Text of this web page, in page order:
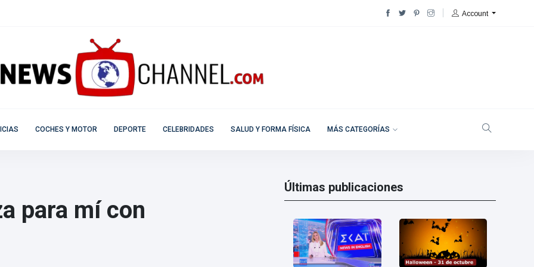
Account
COCHES Y MOTOR DEPORTE CELEBRIDADES SALUD Y FORMA FÍSICA MÁS CATEGORÍAS
para mí con
Últimas publicaciones